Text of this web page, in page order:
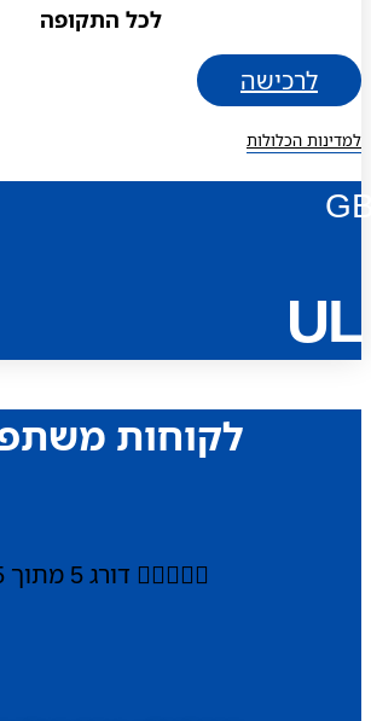
לכל התקופה
לרכישה
למדינות הכלולות
UL
לקוחות
 דורג 5 מתוך 5